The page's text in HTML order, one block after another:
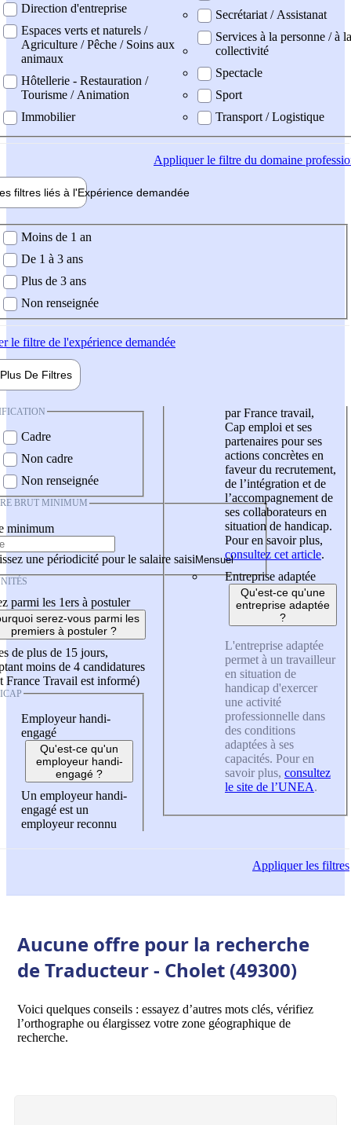
Direction d'entreprise
Espaces verts et naturels /
Agriculture / Pêche / Soins aux
animaux
Hôtellerie - Restauration /
Tourisme / Animation
Immobilier
Secrétariat / Assistanat
Services à la personne / à la
collectivité
Spectacle
Sport
Transport / Logistique
Appliquerle filtre du domaine
filtres liés à l'Expérience demandée
demandée
Moins de 1 an
De 1 à 3 ans
Plus de 3 ans
Non renseignée
le filtre de l'expérience demandée
Plus De Filtres
Cadre
Non cadre
Non renseignée
BRUT MINIMUM
minimum
une périodicité pour le salaire saisi
parmi les 1ers à postuler
serez-vous parmi les
premiers à postuler ?
de plus de 15 jours,
moins de 4 candidatures
France Travail est informé)
Employeur handi-
engagé
Qu'est-ce qu'un
employeur handi-
engagé ?
Un employeur handi-
engagé est un
employeur reconnu
par France travail,
Cap emploi et ses
partenaires pour ses
actions concrètes en
faveur du recrutement,
de l’intégration et de
l’accompagnement de
ses collaborateurs en
situation de handicap.
Pour en savoir plus,
consultez cet article.
Entreprise adaptée
Qu'est-ce qu'une
entreprise adaptée
?
L'entreprise adaptée
permet à un travailleur
en situation de
handicap d'exercer
une activité
professionnelle dans
des conditions
adaptées à ses
capacités. Pour en
savoir plus, consultez
le site de l’UNEA.
Appliquerles filtres
Aucune offre pour la recherche
de Traducteur - Cholet (49300)
Voici quelques conseils : essayez d’autres mots clés, vérifiez
l’orthographe ou élargissez votre zone géographique de
recherche.